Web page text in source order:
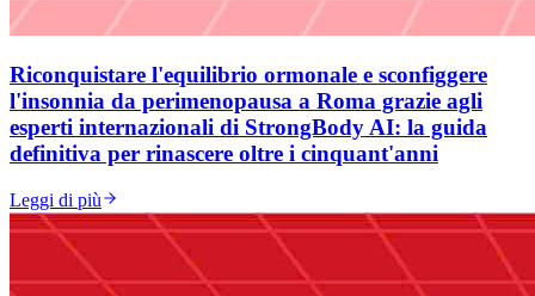
Riconquistare l'equilibrio ormonale e sconfiggere
l'insonnia da perimenopausa a Roma grazie agli
esperti internazionali di StrongBody AI: la guida
definitiva per rinascere oltre i cinquant'anni
Leggi di più